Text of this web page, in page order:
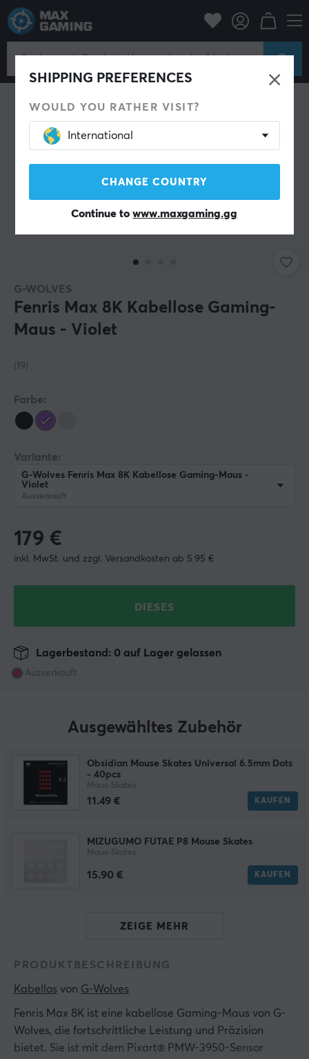
SHIPPING PREFERENCES
WOULD YOU RATHER VISIT?
International
CHANGE COUNTRY
Continue towww.maxgaming.gg
PC-Zubehör Gaming-Maus Kabellos
G-WOLVES
Fenris Max 8K Kabellose Gaming-
Maus - Violet
(19)
Farbe:
Variante:
G-Wolves Fenris Max 8K Kabellose Gaming-Maus -
Violet
Ausverkauft
179 €
inkl. MwSt. und zzgl. Versandkosten ab 5.95 €
DIESES
Ausverkauft
Lagerbestand: 0 auf Lager gelassen
Ausgewähltes Zubehör
Obsidian Mouse Skates Universal 6.5mm Dots
- 40pcs
Maus-Skates
11.49 € KAUFEN
MIZUGUMO FUTAE P8 Mouse Skates
Maus-Skates
15.90 € KAUFEN
ZEIGE MEHR
PRODUKTBESCHREIBUNG
Kabellos von G-Wolves
Fenris Max 8K ist eine kabellose Gaming-Maus von G-
Wolves, die fortschrittliche Leistung und Präzision
bietet. Sie ist mit dem Pixart® PMW-3950-Sensor